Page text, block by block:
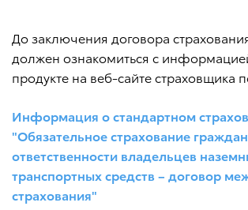
До заключения договора
должен ознакомиться с
продукте на веб-сайте страховщика
Информация о стандартном
"Обязательное страхование
ответственности владельцев
транспортных средств – договор
страхования"